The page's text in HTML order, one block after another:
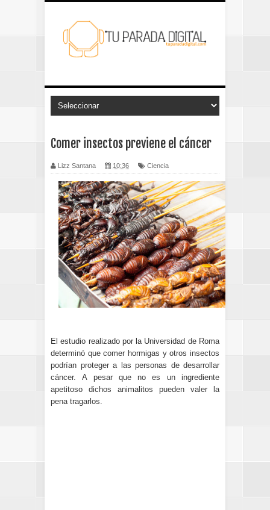
Comer insectos previene el cáncer
Lizz Santana 10:36 Ciencia
El estudio realizado por la Universidad de Roma
determinó que comer hormigas y otros insectos
podrían proteger a las personas de desarrollar
cáncer.A pesar que no es un ingrediente
apetitoso dichos animalitos pueden valer la
pena tragarlos.